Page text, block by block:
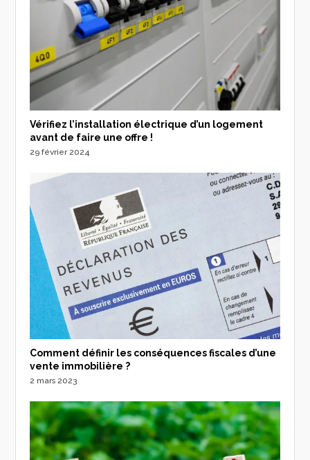
Vérifiez l’installation électrique d’un logement
avant de faire une offre !
29 février 2024
Comment définir les conséquences fiscales d’une
vente immobilière ?
2 mars 2023